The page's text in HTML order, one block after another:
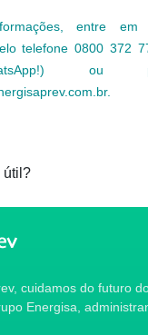
entre
telefone 0800 372
ou
útil?
cuidamos do futuro
Energisa,